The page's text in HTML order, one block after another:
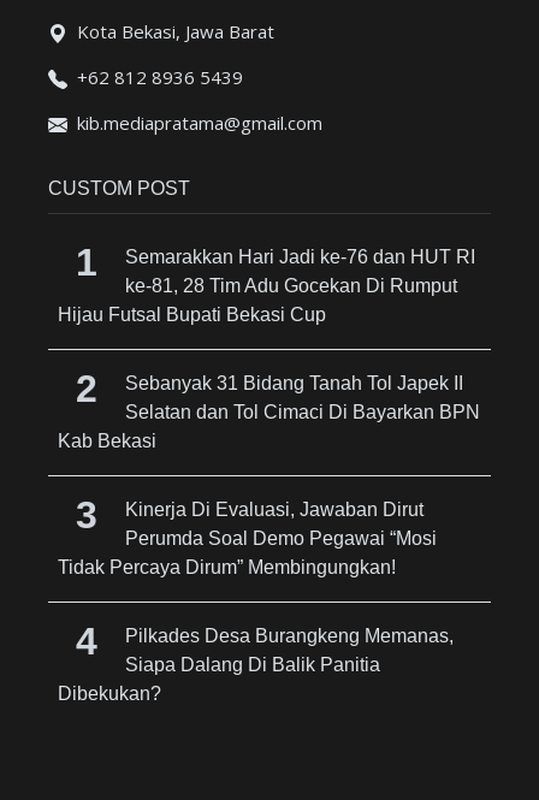
Kota Bekasi, Jawa Barat
+62 812 8936 5439
kib.mediapratama@gmail.com
CUSTOM POST
Semarakkan Hari Jadi ke-76 dan HUT RI
ke-81, 28 Tim Adu Gocekan Di Rumput
Hijau Futsal Bupati Bekasi Cup
Sebanyak 31 Bidang Tanah Tol Japek II
Selatan dan Tol Cimaci Di Bayarkan BPN
Kab Bekasi
Kinerja Di Evaluasi, Jawaban Dirut
Perumda Soal Demo Pegawai “Mosi
Tidak Percaya Dirum” Membingungkan!
Pilkades Desa Burangkeng Memanas,
Siapa Dalang Di Balik Panitia
Dibekukan?